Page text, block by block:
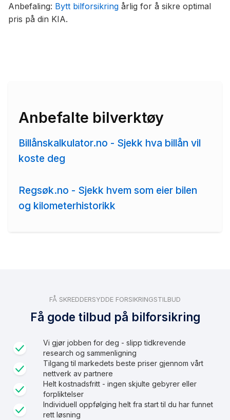
Anbefaling: Bytt bilforsikring årlig for å sikre optimal
pris på din KIA.
Anbefalte bilverktøy
Billånskalkulator.no - Sjekk hva billån vil
koste deg
Regsøk.no - Sjekk hvem som eier bilen
og kilometerhistorikk
FÅ SKREDDERSYDDE FORSIKRINGSTILBUD
Få gode tilbud på bilforsikring
Vi gjør jobben for deg - slipp tidkrevende
research og sammenligning
Tilgang til markedets beste priser gjennom vårt
nettverk av partnere
Helt kostnadsfritt - ingen skjulte gebyrer eller
forpliktelser
Individuell oppfølging helt fra start til du har funnet
rett løsning